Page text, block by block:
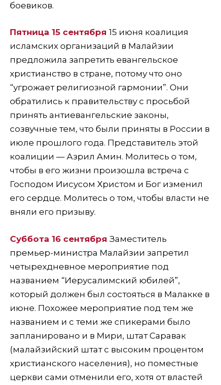
боевиков.
Пятница 15 сентября 15 июня коалиция
исламских организаций в Малайзии
предложила запретить евангельское
христианство в стране, потому что оно
“угрожает религиозной гармонии”. Они
обратились к правительству с просьбой
принять антиевангельские законы,
созвучные тем, что были приняты в России в
июле прошлого года. Представитель этой
коалиции — Азрил Амин. Молитесь о том,
чтобы в его жизни произошла встреча с
Господом Иисусом Христом и Бог изменил
его сердце. Молитесь о том, чтобы власти не
вняли его призыву.
Суббота 16 сентября Заместитель
премьер-министра Малайзии запретил
четырехдневное мероприятие под
названием “Иерусалимский юбилей”,
который должен был состояться в Малакке в
июне. Похожее мероприятие под тем же
названием и с теми же спикерами было
запланировано и в Мири, штат Саравак
(малайзийский штат с высоким процентом
христианского населения), но поместные
церкви сами отменили его, хотя от властей